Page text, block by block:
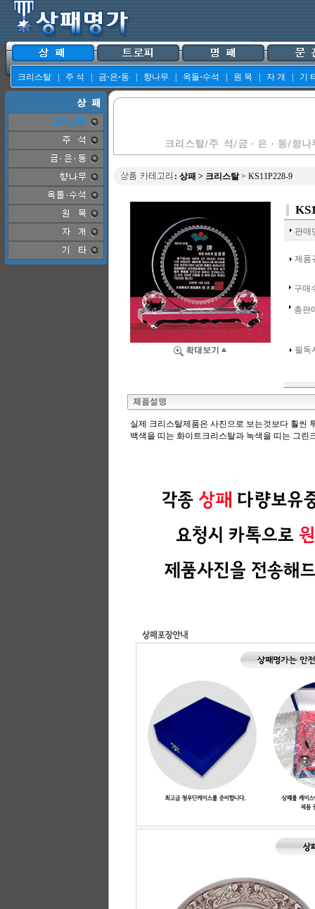
크리스탈 주 석 금·은·동 향나무 옥돌·수석 원 목 자 개 기
: 상패 > 크리스탈> KS11P228-9
판매
제품
구매
총판
필독
실제 크리스탈제품은 사진으로 보는것보다 훨씬
백색을 띠는 화이트크리스탈과 녹색을 띠는 그린